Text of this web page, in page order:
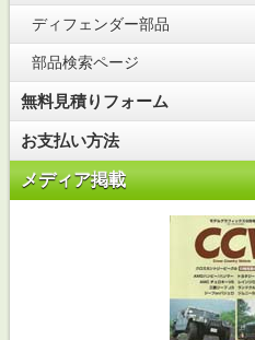
ディフェンダー部品
部品検索ページ
無料見積りフォーム
お支払い方法
メディア掲載